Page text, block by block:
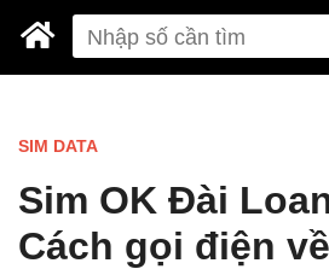
SIM DATA
Sim OK Đài
Cách gọi điện